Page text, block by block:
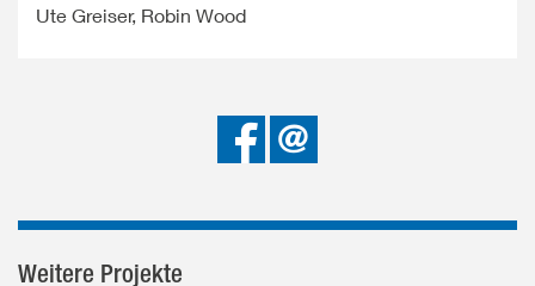
Ute Greiser, Robin Wood
Bei
Facebook
Weitere Projekte